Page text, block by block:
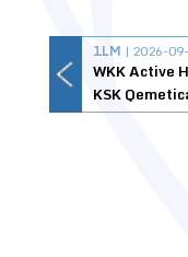
1LM | 2026-
WKK Active